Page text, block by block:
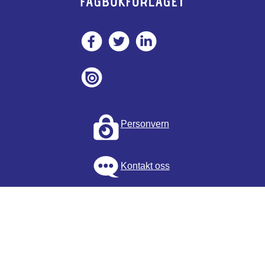
Personvern
Kontakt oss